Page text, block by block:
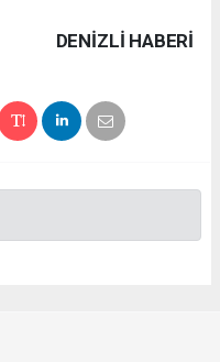
DENIZLI HABERİ